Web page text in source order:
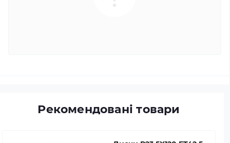
Рекомендовані товари